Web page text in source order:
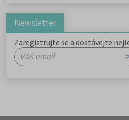
Newsletter
Zaregistrujte se a dostávejte